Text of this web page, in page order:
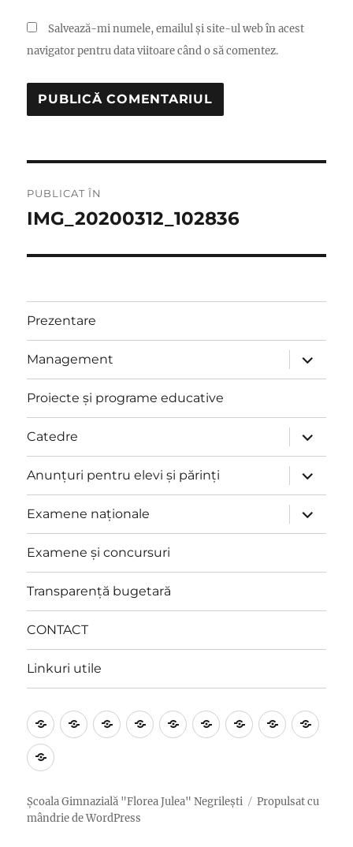
Salvează-mi numele, emailul și site-ul web în acest
navigator pentru data viitoare când o să comentez.
în
PUBLICAT ÎN
IMG_20200312_102836
Prezentare
Management
extinde
meniul
copil
Proiecte și programe educative
Catedre
extinde
meniul
copil
Anunțuri pentru elevi și părinți
extinde
meniul
copil
Examene naționale
extinde
meniul
copil
Examene și concursuri
Transparență bugetară
CONTACT
Linkuri utile
PrezentareManagement
ProiecteCatedreAnunțuri
pentru
părinți
Examene
naționale
Examene
bugetară
Linkuri
Școala Gimnazială "Florea Julea" Negrilești
Propulsat cu
mândrie de WordPress